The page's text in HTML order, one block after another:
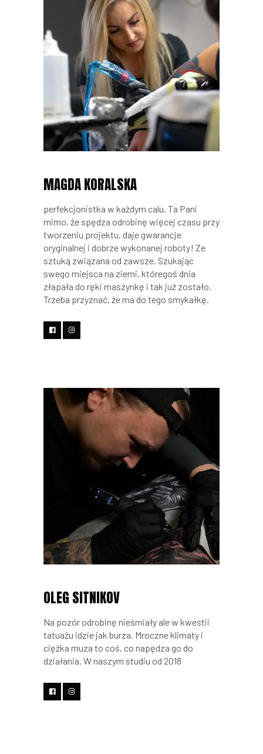
MAGDA KORALSKA
perfekcjonistka w każdym calu. Ta Pani
mimo, że spędza odrobinę więcej czasu przy
tworzeniu projektu, daje gwarancje
oryginalnej i dobrze wykonanej roboty! Ze
sztuką związana od zawsze. Szukając
swego miejsca na ziemi. któregoś dnia
złapała do ręki maszynkę i tak już zostało.
Trzeba przyznać, że ma do tego smykałkę.
OLEG SITNIKOV
Na pozór odrobinę nieśmiały ale w kwestii
tatuażu idzie jak burza. Mroczne klimaty i
ciężka muza to coś, co napędza go do
działania. W naszym studiu od 2018